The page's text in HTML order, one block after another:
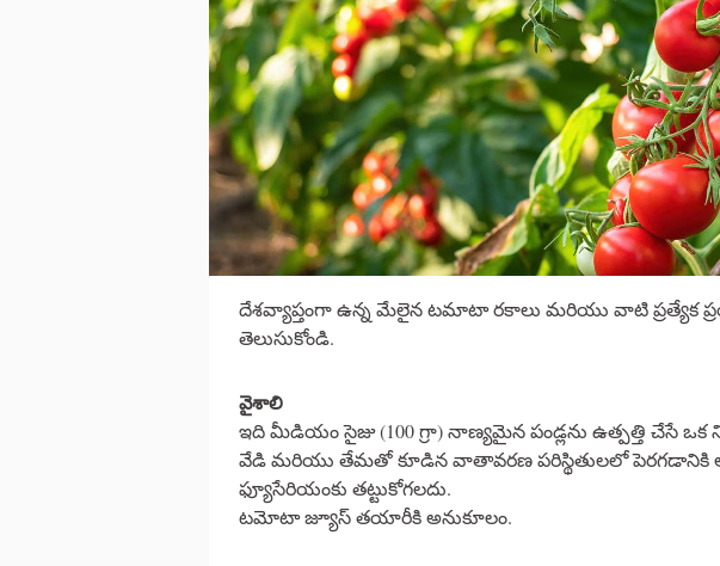
దేశవ్యాప్తంగా ఉన్న మేలైన టమాటా రకాలు మరియు వాటి ప్రత్యేక
తెలుసుకోండి.
వైశాలి
ఇది మీడియం సైజు (100 గ్రా) నాణ్యమైన పండ్లను ఉత్పత్తి చేసే ఒక
వేడి మరియు తేమతో కూడిన వాతావరణ పరిస్థితులలో పెరగడానికి
ఫ్యూసేరియంకు తట్టుకోగలదు.
టమోటా జ్యూస్ తయారీకి అనుకూలం.